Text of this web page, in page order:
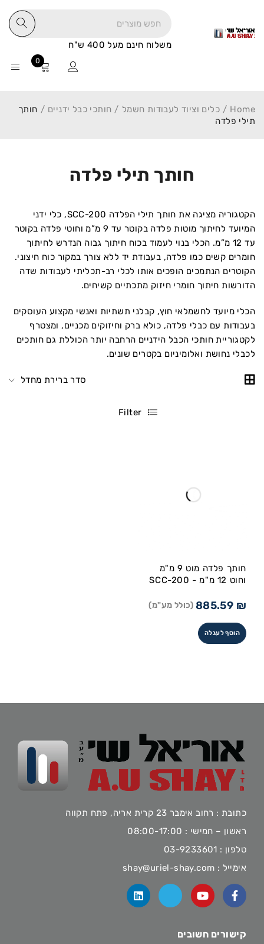
משלוח חינם מעל 400 ש"ח
0
חותך תילי פלדה
Home
/ כלים וציוד לעבודות חשמל / חותכי כבל ידניים / חותך
תילי פלדה
הקטגוריה מציגה את חותך תילי הפלדה SCC-200, כלי ידני
המיועד לחיתוך מוטות פלדה בקוטר עד 9 מ”מ וחוטי פלדה בקוטר
עד 12 מ”מ. הכלי בנוי לעמוד בכוח חיתוך גבוה הנדרש לחיתוך
חומרים קשים כמו פלדה, בעבודת יד ללא צורך במקור כוח חיצוני.
הקוטרים הנתמכים הופכים אותו לכלי רב-תכליתי לעבודות שדה
הדורשות חיתוך חומרי חיזוק מתכתיים קשיחים.
הכלי מיועד לחשמלאי חוץ, קבלני תשתיות ואנשי מקצוע העוסקים
בעבודות עם כבלי פלדה, כולא ברק וחיזוקים מכניים, ומצטרף
לקטגוריית חותכי הכבל הידניים הרחבה יותר הכוללת גם חותכים
לכבלי נחושת ואלומיניום בקטרים שונים.
סדר ברירת מחדל
Filter
חותך פלדה מוט 9 מ"מ
וחוט 12 מ"מ - SCC-200
885.59 ₪ (כולל מע"מ)
הוסף לעגלה
כתובת : רחוב אימבר 23 קרית אריה, פתח תקווה
ראשון – חמישי : 08:00-17:00
טלפון : 03-9233601
אימייל : shay@uriel-shay.com
קישורים חשובים